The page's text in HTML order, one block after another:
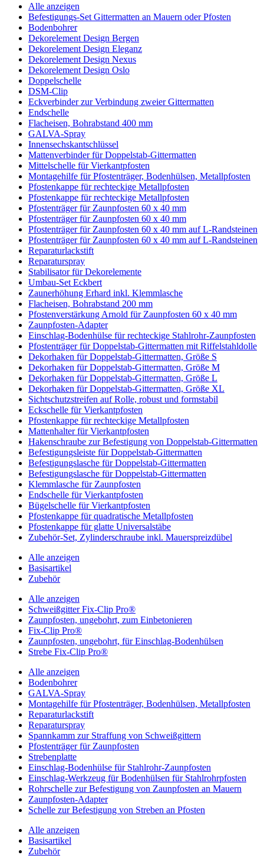
Alle anzeigen
Befestigungs-Set Gittermatten an Mauern oder Pfosten
Bodenbohrer
Dekorelement Design Bergen
Dekorelement Design Eleganz
Dekorelement Design Nexus
Dekorelement Design Oslo
Doppelschelle
DSM-Clip
Eckverbinder zur Verbindung zweier Gittermatten
Endschelle
Flacheisen, Bohrabstand 400 mm
GALVA-Spray
Innensechskantschlüssel
Mattenverbinder für Doppelstab-Gittermatten
Mittelschelle für Vierkantpfosten
Montagehilfe für Pfostenträger, Bodenhülsen, Metallpfosten
Pfostenkappe für rechteckige Metallpfosten
Pfostenkappe für rechteckige Metallpfosten
Pfostenträger für Zaunpfosten 60 x 40 mm
Pfostenträger für Zaunpfosten 60 x 40 mm
Pfostenträger für Zaunpfosten 60 x 40 mm auf L-Randsteinen
Pfostenträger für Zaunpfosten 60 x 40 mm auf L-Randsteinen
Reparaturlackstift
Reparaturspray
Stabilisator für Dekorelemente
Umbau-Set Eckbert
Zaunerhöhung Erhard inkl. Klemmlasche
Flacheisen, Bohrabstand 200 mm
Pfostenverstärkung Arnold für Zaunpfosten 60 x 40 mm
Zaunpfosten-Adapter
Einschlag-Bodenhülse für rechteckige Stahlrohr-Zaunpfosten
Pfostenträger für Doppelstab-Gittermatten mit Riffelstahldolle
Dekorhaken für Doppelstab-Gittermatten, Größe S
Dekorhaken für Doppelstab-Gittermatten, Größe M
Dekorhaken für Doppelstab-Gittermatten, Größe L
Dekorhaken für Doppelstab-Gittermatten, Größe XL
Sichtschutzstreifen auf Rolle, robust und formstabil
Eckschelle für Vierkantpfosten
Pfostenkappe für rechteckige Metallpfosten
Mattenhalter für Vierkantpfosten
Hakenschraube zur Befestigung von Doppelstab-Gittermatten
Befestigungsleiste für Doppelstab-Gittermatten
Befestigungslasche für Doppelstab-Gittermatten
Befestigungslasche für Doppelstab-Gittermatten
Klemmlasche für Zaunpfosten
Endschelle für Vierkantpfosten
Bügelschelle für Vierkantpfosten
Pfostenkappe für quadratische Metallpfosten
Pfostenkappe für glatte Universalstäbe
Zubehör-Set, Zylinderschraube inkl. Mauerspreizdübel
Alle anzeigen
Basisartikel
Zubehör
Alle anzeigen
Schweißgitter Fix-Clip Pro®
Zaunpfosten, ungebohrt, zum Einbetonieren
Fix-Clip Pro®
Zaunpfosten, ungebohrt, für Einschlag-Bodenhülsen
Strebe Fix-Clip Pro®
Alle anzeigen
Bodenbohrer
GALVA-Spray
Montagehilfe für Pfostenträger, Bodenhülsen, Metallpfosten
Reparaturlackstift
Reparaturspray
Spannkamm zur Straffung von Schweißgittern
Pfostenträger für Zaunpfosten
Strebenplatte
Einschlag-Bodenhülse für Stahlrohr-Zaunpfosten
Einschlag-Werkzeug für Bodenhülsen für Stahlrohrpfosten
Rohrschelle zur Befestigung von Zaunpfosten an Mauern
Zaunpfosten-Adapter
Schelle zur Befestigung von Streben an Pfosten
Alle anzeigen
Basisartikel
Zubehör